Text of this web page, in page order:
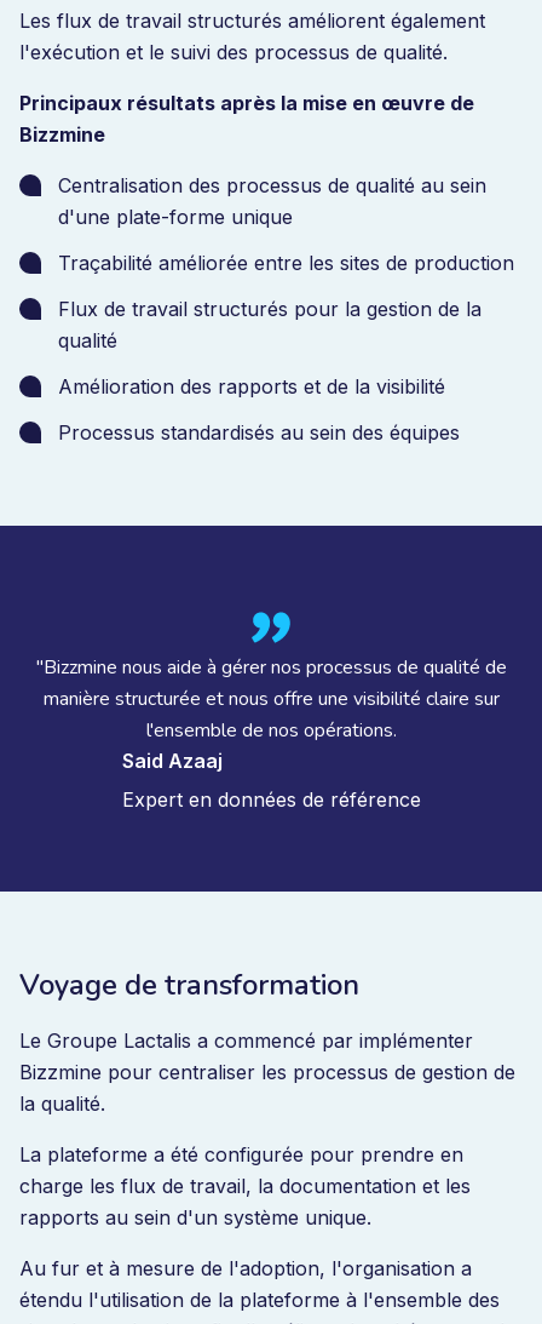
Les flux de travail structurés améliorent également
l'exécution et le suivi des processus de qualité.
Principaux résultats après la mise en œuvre de
Bizzmine
Centralisation des processus de qualité au sein
d'une plate-forme unique
Traçabilité améliorée entre les sites de production
Flux de travail structurés pour la gestion de la
qualité
Amélioration des rapports et de la visibilité
Processus standardisés au sein des équipes
"Bizzmine nous aide à gérer nos processus de qualité de
manière structurée et nous offre une visibilité claire sur
l'ensemble de nos opérations.
Said Azaaj
Expert en données de référence
Voyage de transformation
Le Groupe Lactalis a commencé par implémenter
Bizzmine pour centraliser les processus de gestion de
la qualité.
La plateforme a été configurée pour prendre en
charge les flux de travail, la documentation et les
rapports au sein d'un système unique.
Au fur et à mesure de l'adoption, l'organisation a
étendu l'utilisation de la plateforme à l'ensemble des